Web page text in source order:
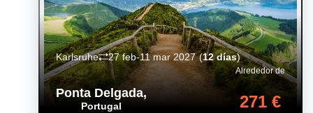
Ponta Delgada,
Portugal
Alrededor de
271 €
Karlsruhe 27 feb-11 mar 2027(12 días)